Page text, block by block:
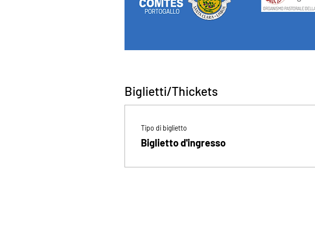
Biglietti/Thickets
Tipo di biglietto
Biglietto d'ingresso